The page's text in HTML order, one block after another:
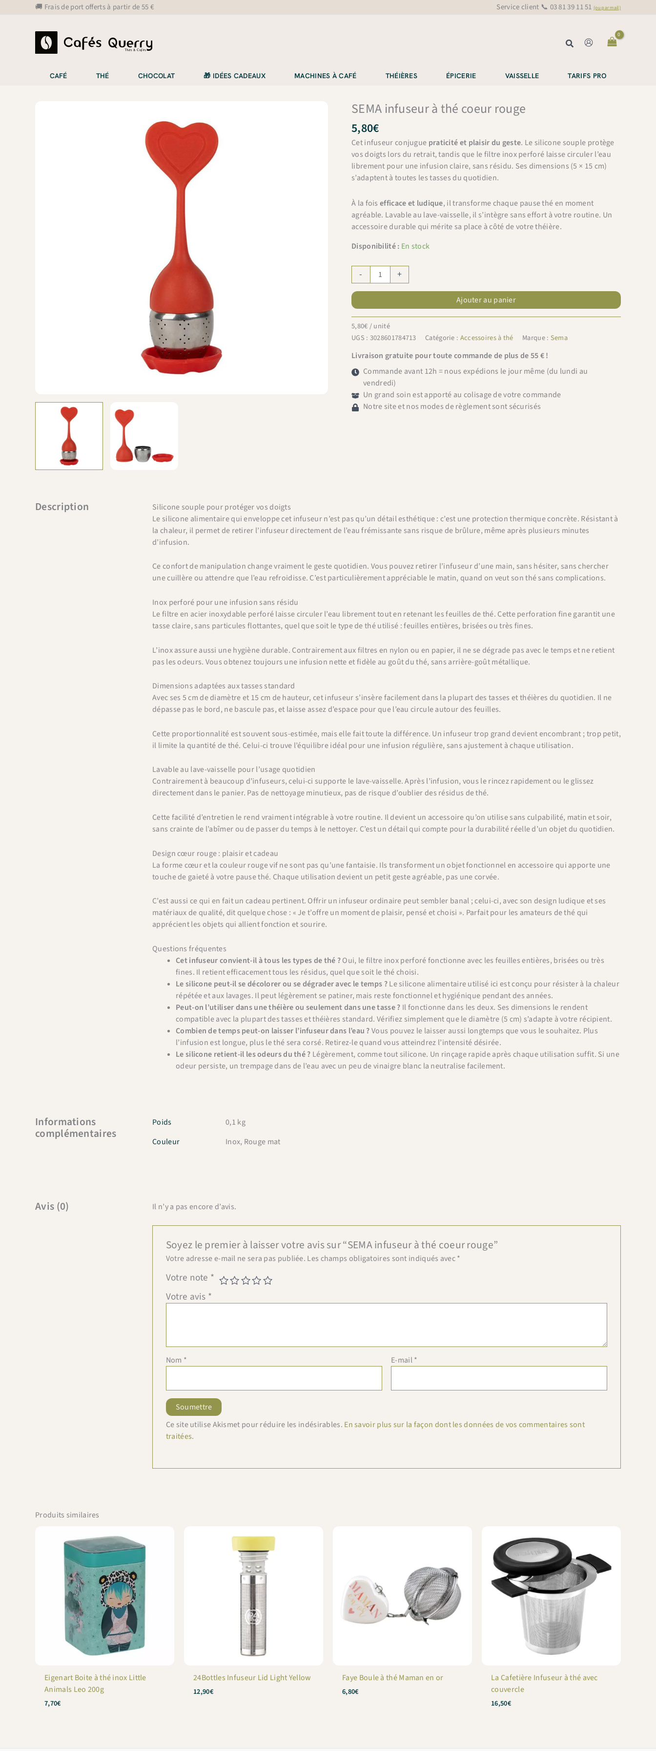
🚚 Frais de port offerts à partir de 55 € Service client 📞 03 81 39 11 51 (ou par mail)
Rechercher
CAFÉ THÉ CHOCOLAT 🎁 IDÉES CADEAUX MACHINES À CAFÉ THÉIÈRES ÉPICERIE VAISSELLE TARIFS PRO
SEMA infuseur à thé coeur rouge
5,80€
Cet infuseur conjugue praticité et plaisir du geste. Le silicone souple protège
vos doigts lors du retrait, tandis que le filtre inox perforé laisse circuler l’eau
librement pour une infusion claire, sans résidu. Ses dimensions (5 × 15 cm)
s’adaptent à toutes les tasses du quotidien.
À la fois efficace et ludique, il transforme chaque pause thé en moment
agréable. Lavable au lave-vaisselle, il s’intègre sans effort à votre routine. Un
accessoire durable qui mérite sa place à côté de votre théière.
Disponibilité : En stock
-
quantité
de
SEMA
infuseur
à
thé
coeur
rouge
+
Ajouter au panier
5,80€/ unité
UGS : 3028601784713 Catégorie : Accessoires à thé Marque : Sema
Livraison gratuite pour toute commande de plus de 55 € !
Commande avant 12h = nous expédions le jour même (du lundi au
vendredi)
Un grand soin est apporté au colisage de votre commande
Notre site et nos modes de règlement sont sécurisés
Description
Silicone souple pour protéger vos doigts
Le silicone alimentaire qui enveloppe cet infuseur n’est pas qu’un détail esthétique : c’est une protection thermique concrète. Résistant à
la chaleur, il permet de retirer l’infuseur directement de l’eau frémissante sans risque de brûlure, même après plusieurs minutes
d’infusion.
Ce confort de manipulation change vraiment le geste quotidien. Vous pouvez retirer l’infuseur d’une main, sans hésiter, sans chercher
une cuillère ou attendre que l’eau refroidisse. C’est particulièrement appréciable le matin, quand on veut son thé sans complications.
Inox perforé pour une infusion sans résidu
Le filtre en acier inoxydable perforé laisse circuler l’eau librement tout en retenant les feuilles de thé. Cette perforation fine garantit une
tasse claire, sans particules flottantes, quel que soit le type de thé utilisé : feuilles entières, brisées ou très fines.
L’inox assure aussi une hygiène durable. Contrairement aux filtres en nylon ou en papier, il ne se dégrade pas avec le temps et ne retient
pas les odeurs. Vous obtenez toujours une infusion nette et fidèle au goût du thé, sans arrière-goût métallique.
Dimensions adaptées aux tasses standard
Avec ses 5 cm de diamètre et 15 cm de hauteur, cet infuseur s’insère facilement dans la plupart des tasses et théières du quotidien. Il ne
dépasse pas le bord, ne bascule pas, et laisse assez d’espace pour que l’eau circule autour des feuilles.
Cette proportionnalité est souvent sous-estimée, mais elle fait toute la différence. Un infuseur trop grand devient encombrant ; trop petit,
il limite la quantité de thé. Celui-ci trouve l’équilibre idéal pour une infusion régulière, sans ajustement à chaque utilisation.
Lavable au lave-vaisselle pour l’usage quotidien
Contrairement à beaucoup d’infuseurs, celui-ci supporte le lave-vaisselle. Après l’infusion, vous le rincez rapidement ou le glissez
directement dans le panier. Pas de nettoyage minutieux, pas de risque d’oublier des résidus de thé.
Cette facilité d’entretien le rend vraiment intégrable à votre routine. Il devient un accessoire qu’on utilise sans culpabilité, matin et soir,
sans crainte de l’abîmer ou de passer du temps à le nettoyer. C’est un détail qui compte pour la durabilité réelle d’un objet du quotidien.
Design cœur rouge : plaisir et cadeau
La forme cœur et la couleur rouge vif ne sont pas qu’une fantaisie. Ils transforment un objet fonctionnel en accessoire qui apporte une
touche de gaieté à votre pause thé. Chaque utilisation devient un petit geste agréable, pas une corvée.
C’est aussi ce qui en fait un cadeau pertinent. Offrir un infuseur ordinaire peut sembler banal ; celui-ci, avec son design ludique et ses
matériaux de qualité, dit quelque chose : « Je t’offre un moment de plaisir, pensé et choisi ». Parfait pour les amateurs de thé qui
apprécient les objets qui allient fonction et sourire.
Questions fréquentes
Cet infuseur convient-il à tous les types de thé ?Oui, le filtre inox perforé fonctionne avec les feuilles entières, brisées ou très
fines. Il retient efficacement tous les résidus, quel que soit le thé choisi.
Le silicone peut-il se décolorer ou se dégrader avec le temps ?Le silicone alimentaire utilisé ici est conçu pour résister à la chaleur
répétée et aux lavages. Il peut légèrement se patiner, mais reste fonctionnel et hygiénique pendant des années.
Peut-on l’utiliser dans une théière ou seulement dans une tasse ? Il fonctionne dans les deux. Ses dimensions le rendent
compatible avec la plupart des tasses et théières standard. Vérifiez simplement que le diamètre (5 cm) s’adapte à votre récipient.
Combien de temps peut-on laisser l’infuseur dans l’eau ?Vous pouvez le laisser aussi longtemps que vous le souhaitez. Plus
l’infusion est longue, plus le thé sera corsé. Retirez-le quand vous atteindrez l’intensité désirée.
Le silicone retient-il les odeurs du thé ? Légèrement, comme tout silicone. Un rinçage rapide après chaque utilisation suffit. Si une
odeur persiste, un trempage dans de l’eau avec un peu de vinaigre blanc la neutralise facilement.
Informations
complémentaires
Poids
0,1 kg
Couleur
Inox, Rouge mat
Avis (0) Il n’y a pas encore d’avis.
Soyez le premier à laisser votre avis sur “SEMA infuseur à thé coeur rouge”
Votre adresse e-mail ne sera pas publiée. Les champs obligatoires sont indiqués avec*
Votre note *
Votre avis *
Nom * E-mail*
Ce site utilise Akismet pour réduire les indésirables. En savoir plus sur la façon dont les données de vos commentaires sont
traitées.
Produits similaires
Eigenart Boite à thé inox Little
Animals Leo 200g
7,70€
24Bottles Infuseur Lid Light Yellow
12,90€
Faye Boule à thé Maman en or
6,80€
La Cafetière Infuseur à thé avec
couvercle
16,50€
×
Bienvenue chez Cafés Querry !
Profitez de -10% sur votre première commande (hors
abonnements, machines à café, bouilloires, machines à thé
et chèques cadeau et offres promotionnelles en cours).
Copiez le code ci-dessous, puis collez-le dans le champ
"Code promo" de votre panier.
BIENVENUE10 Copier & fermer